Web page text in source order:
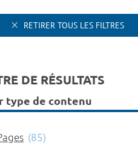
RETIRER TOUS LES FILTRES
DE RÉSULTATS
type de contenu
(85)